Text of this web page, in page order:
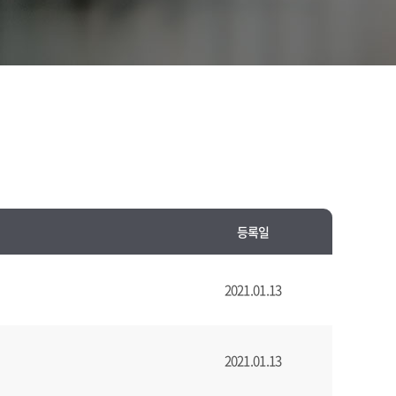
등록일
2021.01.13
2021.01.13